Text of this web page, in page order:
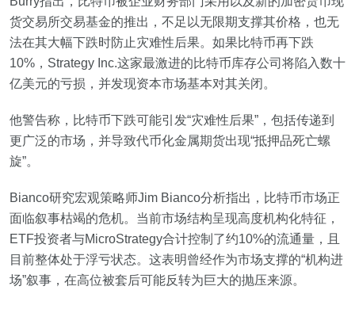
货交易所交易基金的推出，不足以无限期支撑其价格，也无
法在其大幅下跌时防止灾难性后果。如果比特币再下跌
10%，Strategy Inc.这家最激进的比特币库存公司将陷入数十
亿美元的亏损，并发现资本市场基本对其关闭。
他警告称，比特币下跌可能引发“灾难性后果”，包括传递到
更广泛的市场，并导致代币化金属期货出现“抵押品死亡螺
旋”。
Bianco研究宏观策略师Jim Bianco分析指出，比特币市场正
面临叙事枯竭的危机。当前市场结构呈现高度机构化特征，
ETF投资者与MicroStrategy合计控制了约10%的流通量，且
目前整体处于浮亏状态。这表明曾经作为市场支撑的“机构进
场”叙事，在高位被套后可能反转为巨大的抛压来源。